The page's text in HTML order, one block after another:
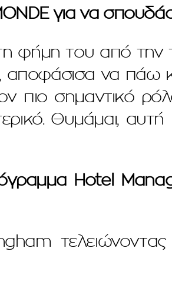
για να
φήμη του από την
αποφάσισα να
πιο σημαντικό
Θυμάμαι,
Hotel